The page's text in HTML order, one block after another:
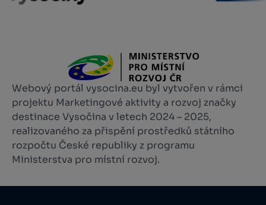
Webový portál vysocina.eu byl vytvořen v rámci
projektu Marketingové aktivity a rozvoj značky
destinace Vysočina v letech 2024 – 2025,
realizovaného za přispění prostředků státního
rozpočtu České republiky z programu
Ministerstva pro místní rozvoj.